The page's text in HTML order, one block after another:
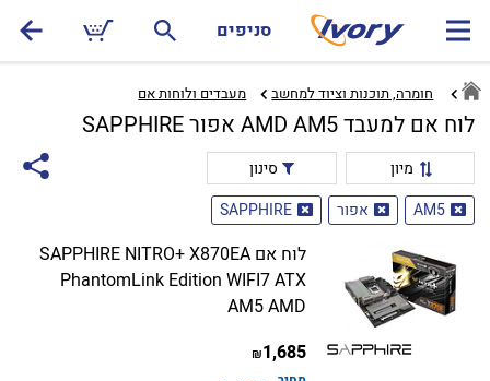
סניפים
חומרה, תוכנות וציוד למחשב מעבדים ולוחות אם‏
לוח אם למעבד AMD AM5 אפור SAPPHIRE
מיון
סינון
AM5
אפור SAPPHIRE
לוח אם SAPPHIRE NITRO+ X870EA
PhantomLink Edition WIFI7 ATX
AM5 AMD
1,685
₪